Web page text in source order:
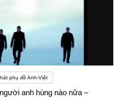
phụ đề Anh-Việt
anh hùng nào nữa –